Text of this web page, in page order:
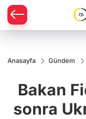
Anasayfa Gündem
Bakan
sonra